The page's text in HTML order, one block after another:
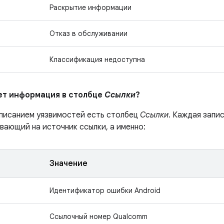
Раскрытие информации
Отказ в обслуживании
Классификация недоступна
информация в столбце Ссылки?
уязвимостей есть столбец Ссылки. Каждая
на источник ссылки, а именно:
Значение
Идентификатор ошибки Android
Ссылочный номер Qualcomm